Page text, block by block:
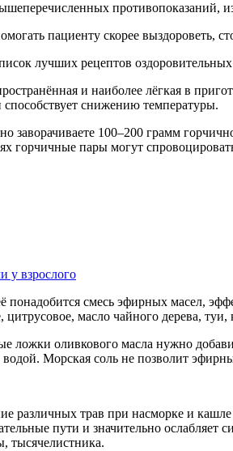
противопоказаний,
пациенту скорее выздороветь,
лучших рецептов
и наиболее лёгкая в
снижению температуры.
заворачиваете 100–200 грамм
горчичные пары могут
у взрослого
понадобится смесь эфирных масел,
цитрусовое, масло чайного дерева,
ложки оливкового масла нужно
водой. Морская соль не позволит
различных трав при насморке и
пути и значительно
тысячелистника.